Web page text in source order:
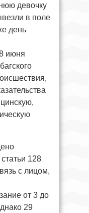
девочку
в поле
день
июня
128
с лицом,
от 3 до
29